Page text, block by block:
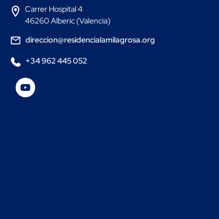
Carrer Hospital 4
46260 Alberic (Valencia)
direccion@residencialamilagrosa.org
+34 962 445 052